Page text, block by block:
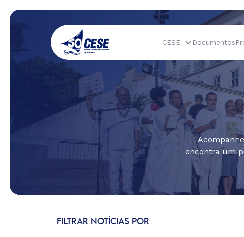
CESE Documentos
encontra um
FILTRAR NOTÍCIAS POR